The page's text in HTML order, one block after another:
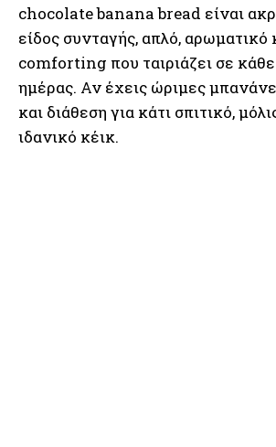
chocolate banana bread είναι
είδος συνταγής, απλό, αρωματικό
comforting που ταιριάζει σε
ημέρας. Αν έχεις ώριμες
και διάθεση για κάτι σπιτικό,
ιδανικό κέικ.